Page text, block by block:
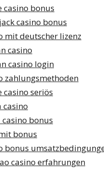
casino bonus
casino bonus
mit deutscher lizenz
casino
casino login
zahlungsmethoden
casino seriös
casino
bonus
bonus
bonus
casino erfahrungen